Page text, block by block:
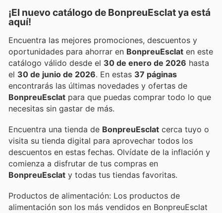
¡El nuevo catálogo de BonpreuEsclatya está
aquí!
Encuentra las mejores promociones, descuentos y
oportunidades para ahorrar en BonpreuEsclat en este
catálogo válido desde el 30 de enero de 2026 hasta
el 30 de junio de 2026 . En estas 37 páginas
encontrarás las últimas novedades y ofertas de
BonpreuEsclat para que puedas comprar todo lo que
necesitas sin gastar de más.
Encuentra una tienda de BonpreuEsclat cerca tuyo o
visita su tienda digital para aprovechar todos los
descuentos en estas fechas. Olvídate de la inflación y
comienza a disfrutar de tus compras en
BonpreuEsclat y todas tus tiendas favoritas.
Productos de alimentación: Los productos de
alimentación son los más vendidos en BonpreuEsclat